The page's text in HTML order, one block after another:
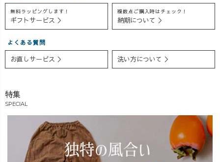
感謝の気持ちを
込めて、お買い
物でご利用いた
だける【 3000 】
ポイントをプレ
ゼント🎁✨ 次
回のレビュー大
🤭🎊 #uzuiro #
ありがとうござ
います #ノミネ
ート #おめでと
う㊗️ #草木染め #
藍染 #柿渋染め
蒸れにくく、1年
中使えるから、
リピーターさん
が喜ぶ」「ずっ
と触れていた
い」というレビ
を、UZUiROで
始めてみません
か？🌟
#UZUiRO #ガー
ゼ服 #ふんわり
UZUiROをご存
じで大盛り上が
り！😍❤️ 後日
ださり、新作と
組み合わせたオ
ーダーをその場
着ずつおつくり
しています。 気
になる方は、ぜ
ひ店頭でご相談
くださいね＾＾
無料ラッピングします！
ギフトサービス ＞
複数点ご購入時はチェック！
納期について ＞
よくある質問
お直しサービス ＞ 洗い方について ＞
特集
SPECIAL